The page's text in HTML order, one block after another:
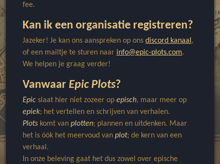
fee.
Kan ik een organisatie registreren?
Jazeker! Je kan ons aanspreken op ons discord kanaal ,
of een mailtje te sturen naar info@epic-plots.com.
We helpen je graag verder!
Vanwaar Epic Plots?
Epic slaat hier niet zozeer op episch, maar meer op
epiek; het vertellen en schrijven van verhalen.
Plots komt van plotten; plannen en uitdenken. Maar
het is óók het meervoud van plot; de kern van een
verhaal.
In onze beleving gaat het dus zowel over epische